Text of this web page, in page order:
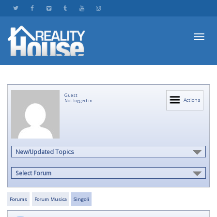
Actions
Guest
Not logged in
New/Updated Topics
Select Forum
Forums Forum Musica Singoli